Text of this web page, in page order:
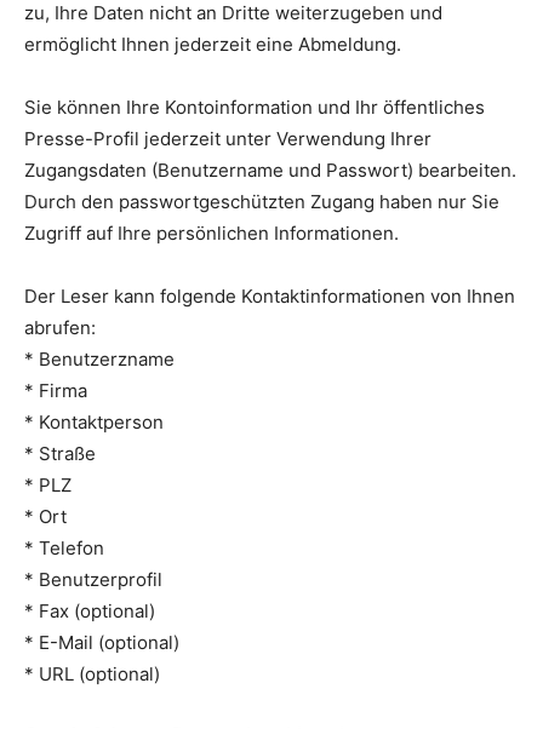
zu, Ihre Daten nicht an Dritte weiterzugeben und
ermöglicht Ihnen jederzeit eine Abmeldung.
Sie können Ihre Kontoinformation und Ihr öffentliches
Presse-Profil jederzeit unter Verwendung Ihrer
Zugangsdaten (Benutzername und Passwort) bearbeiten.
Durch den passwortgeschützten Zugang haben nur Sie
Zugriff auf Ihre persönlichen Informationen.
Der Leser kann folgende Kontaktinformationen von Ihnen
abrufen:
* Benutzerzname
* Firma
* Kontaktperson
* Straße
* PLZ
* Ort
* Telefon
* Benutzerprofil
* Fax (optional)
* E-Mail (optional)
* URL (optional)